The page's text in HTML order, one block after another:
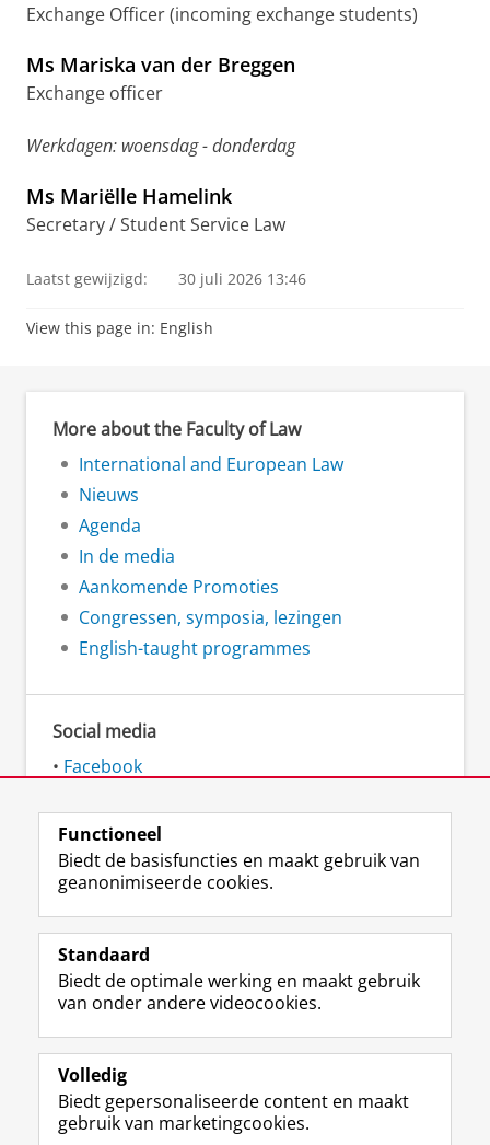
Exchange Officer (incoming exchange students)
Ms Mariska van der Breggen
Exchange officer
Werkdagen: woensdag - donderdag
Ms Mariëlle Hamelink
Secretary / Student Service Law
Laatst gewijzigd: 30 juli 2026 13:46
View this page in: English
More about the Faculty of Law
International and European Law
Nieuws
Agenda
In de media
Aankomende Promoties
Congressen, symposia, lezingen
English-taught programmes
Social media
• Facebook
•Instagram
Volg de RUG
F
a
e
b
o
p
a
L
i
k
e
I
-
p
R
S
-
f
e
R
I
n
t
r
m
Y
o
T
e
k
Studiekiezers
Alumni
Over ons
Functioneel
Biedt de basisfuncties en maakt gebruik van
geanonimiseerde cookies.
Standaard
Biedt de optimale werking en maakt gebruik
van onder andere videocookies.
Volledig
Biedt gepersonaliseerde content en maakt
gebruik van marketingcookies.